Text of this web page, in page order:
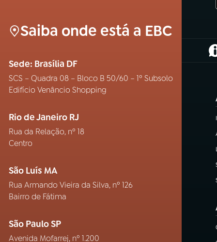
Saiba onde está a EBC
Sede: Brasília DF
SCS – Quadra 08 – Bloco B 50/60 – 1º Subsolo
Edifício Venâncio Shopping
Rio de Janeiro RJ
Rua da Relação, nº 18
Centro
São Luís MA
Rua Armando Vieira da Silva, nº 126
Bairro de Fátima
São Paulo SP
Avenida Mofarrej, nº 1.200